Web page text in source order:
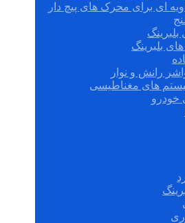
ای برای محرک های پیچ دار
بلبرینگ
بلبرینگ
رانش و نوار
های مغناطیسی
خودرو